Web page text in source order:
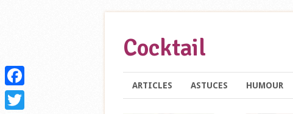
Cocktail
ARTICLES ASTUCES HUMOUR
Facebook